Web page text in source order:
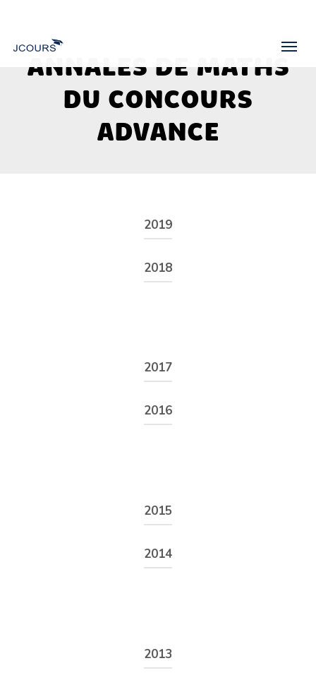
main
content
Menu
ANNALES DE MATHS
DU CONCOURS
ADVANCE
2019
Énoncé
2018
2017
Énoncé
2016
2015
Énoncé
2014
2013